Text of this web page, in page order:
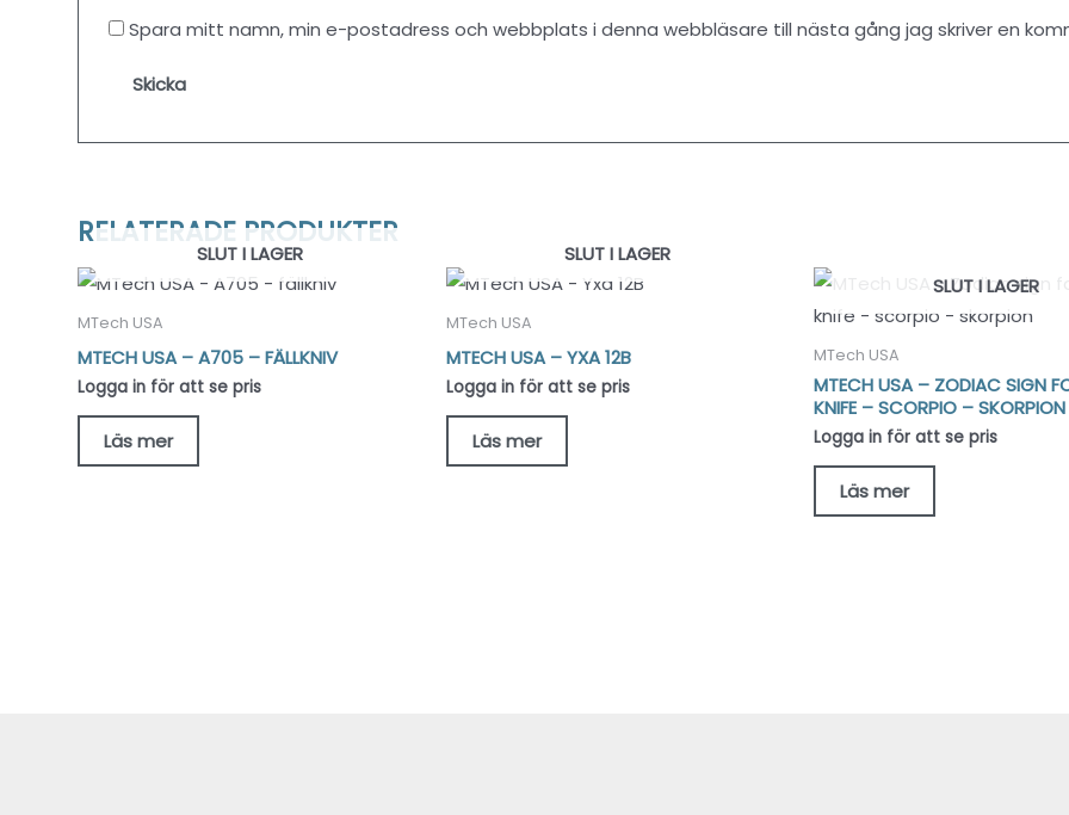
Spara mitt namn, min e-postadress och webbplats i denna webbläsare till nästa gång jag skriver en
RELATERADE PRODUKTER
SLUT I LAGER
MTech USA
MTECH USA – A705 – FÄLLKNIV
Logga in för att se pris
Läs mer
SLUT I LAGER
MTech USA
MTECH USA – YXA 12B
Logga in för att se pris
Läs mer
SLUT I LAGER
MTech USA
MTECH USA – ZODIAC SIGN
KNIFE – SCORPIO – SKORPION
Logga in för att se pris
Läs mer